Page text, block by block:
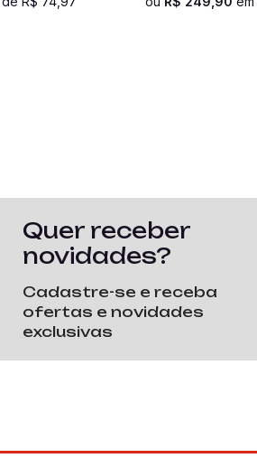
Quer receber
novidades?
Cadastre-se e receba
ofertas e novidades
exclusivas